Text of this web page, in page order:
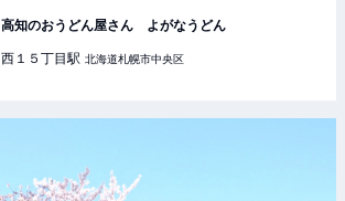
高知のおうどん屋さん よがなうどん
西１５丁目駅 北海道札幌市中央区